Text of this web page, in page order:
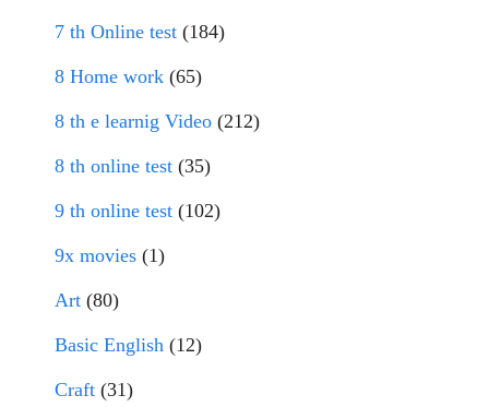
7 th Online test (184)
8 Home work (65)
8 th e learnig Video (212)
8 th online test (35)
9 th online test (102)
9x movies (1)
Art (80)
Basic English (12)
Craft (31)